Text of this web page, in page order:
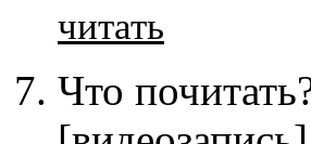
читать
Что